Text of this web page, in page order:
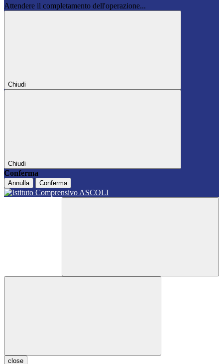
Attendere il completamento dell'operazione...
Chiudi
Chiudi
Conferma
Annulla Conferma
close